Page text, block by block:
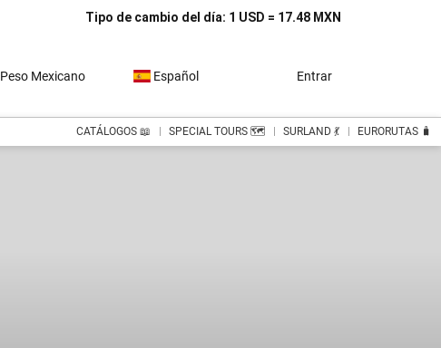
Tipo de cambio del día: 1 USD = 17.48 MXN
Peso Mexicano Español Entrar
CATÁLOGOS 📖 SPECIAL TOURS 🗺️ SURLAND 💃 EURORUTAS 🧳